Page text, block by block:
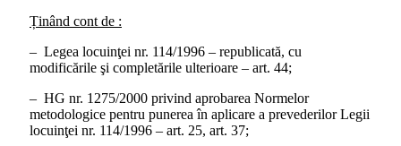
Ținând cont de :
– Legea locuinţei nr. 114/1996 – republicată, cu
modificările şi completările ulterioare – art. 44;
– HG nr. 1275/2000 privind aprobarea Normelor
metodologice pentru punerea în aplicare a prevederilor Legii
locuinţei nr. 114/1996 – art. 25, art. 37;